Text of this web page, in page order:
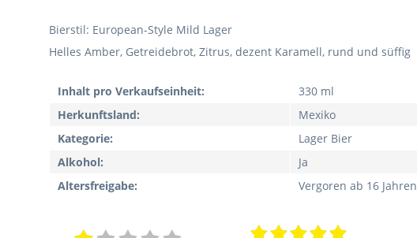
Bierstil: European-Style Mild Lager
Helles Amber, Getreidebrot, Zitrus, dezent Karamell, rund und süffig
Inhalt pro Verkaufseinheit:
330 ml
Herkunftsland:
Mexiko
Kategorie:
Lager Bier
Alkohol:
Ja
Altersfreigabe:
Vergoren ab 16 Jahren